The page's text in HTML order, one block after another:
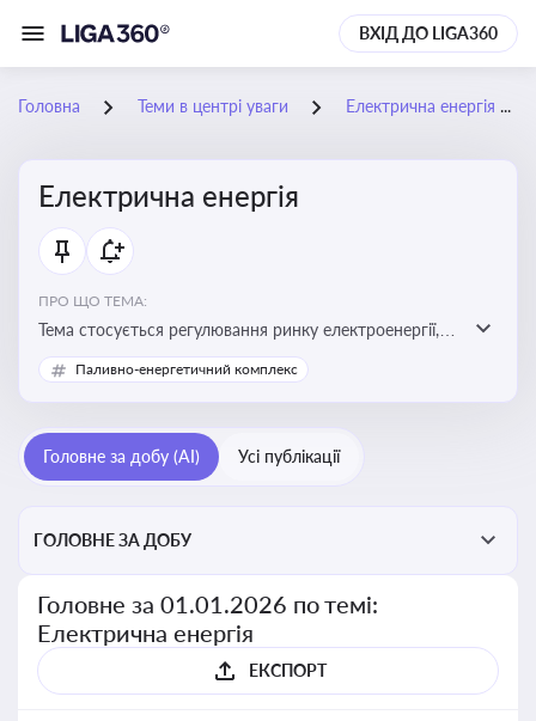
ВХІД ДО LIGA360
Головна Теми в центрі уваги Електрична енергія
Електрична енергія
ПРО ЩО ТЕМА:
Тема стосується регулювання ринку електроенергії,
включаючи її виробництво, постачання та фінансові
стимули для відновлюваної енергетики
Паливно-енергетичний комплекс
Головне за добу (AI) Усі публікації
ГОЛОВНЕ ЗА ДОБУ
Головне за 01.01.2026 по темі:
Електрична енергія
ЕКСПОРТ